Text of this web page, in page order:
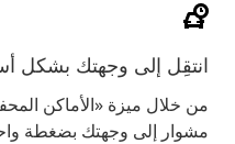
انتقِل إلى وجهتك بشكل
من خلال ميزة «الأماكن
مشوار إلى وجهتك بضغطة